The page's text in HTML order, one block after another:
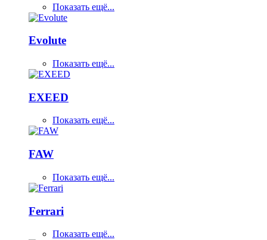
Показать ещё...
Evolute
Показать ещё...
EXEED
Показать ещё...
FAW
Показать ещё...
Ferrari
Показать ещё...